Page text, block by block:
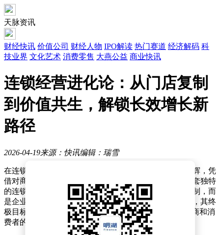
天脉资讯
财经快讯 价值公司 财经人物 IPO解读 热门赛道 经济解码 科
技业界 文化艺术 消费零售 大燕公益 商业快讯
连锁经营进化论：从门店复制
到价值共生，解锁长效增长新
路径
2026-04-19来源：快讯编辑：瑞雪
在连锁经营领域深耕多年的全渠道商学研究院院长颜海辉，凭
借对商业本质的深刻理解与丰富的实践经验，提出了一套独特
的连锁经营理论。他认为，连锁经营并非简单的门店复制，而
是企业核心能力的系统化输出与全链路资源的协同共生，其终
极目标是构建一个“多元价值共同体”，实现品牌、加盟商和消
费者的互利共赢。